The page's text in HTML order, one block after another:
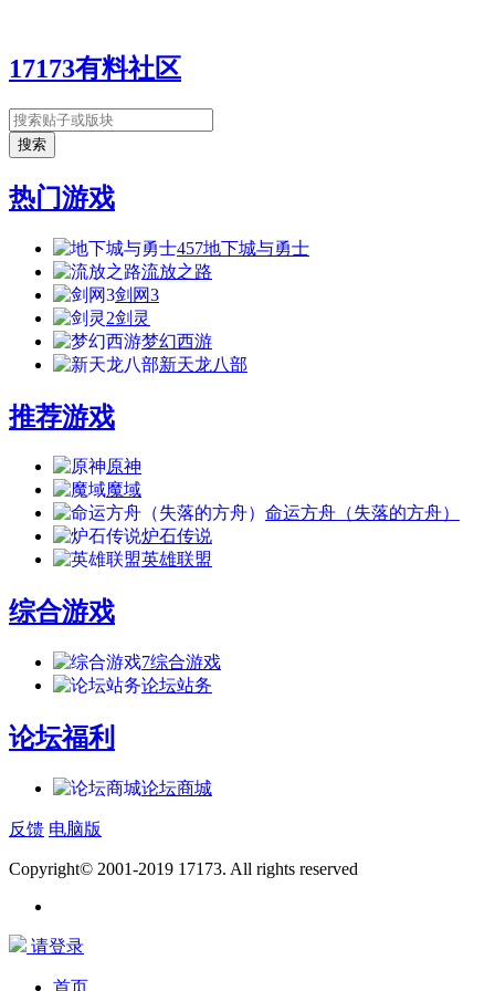
17173有料社区
热门游戏
457地下城与勇士
流放之路
剑网3
2剑灵
梦幻西游
新天龙八部
推荐游戏
原神
魔域
命运方舟（失落的方舟）
炉石传说
英雄联盟
综合游戏
7综合游戏
论坛站务
论坛福利
论坛商城
反馈 电脑版
Copyright© 2001-2019 17173. All rights reserved
请登录
首页